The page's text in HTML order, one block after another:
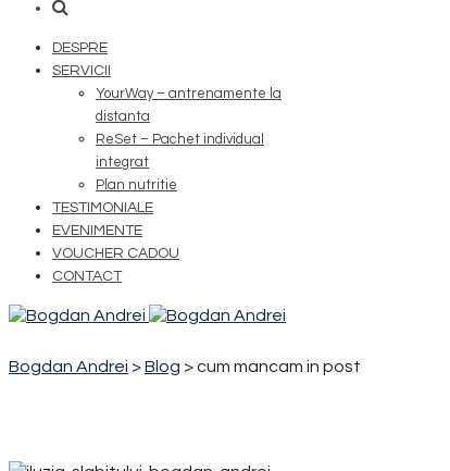
DESPRE
SERVICII
YourWay – antrenamente la
distanta
ReSet – Pachet individual
integrat
Plan nutritie
TESTIMONIALE
EVENIMENTE
VOUCHER CADOU
CONTACT
Bogdan Andrei >Blog >cum mancam in post